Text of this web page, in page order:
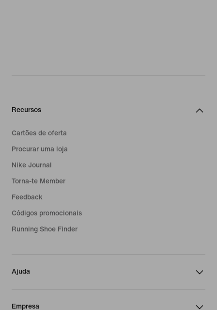
Recursos
Cartões de oferta
Procurar uma loja
Nike Journal
Torna-te Member
Feedback
Códigos promocionais
Running Shoe Finder
Ajuda
Empresa